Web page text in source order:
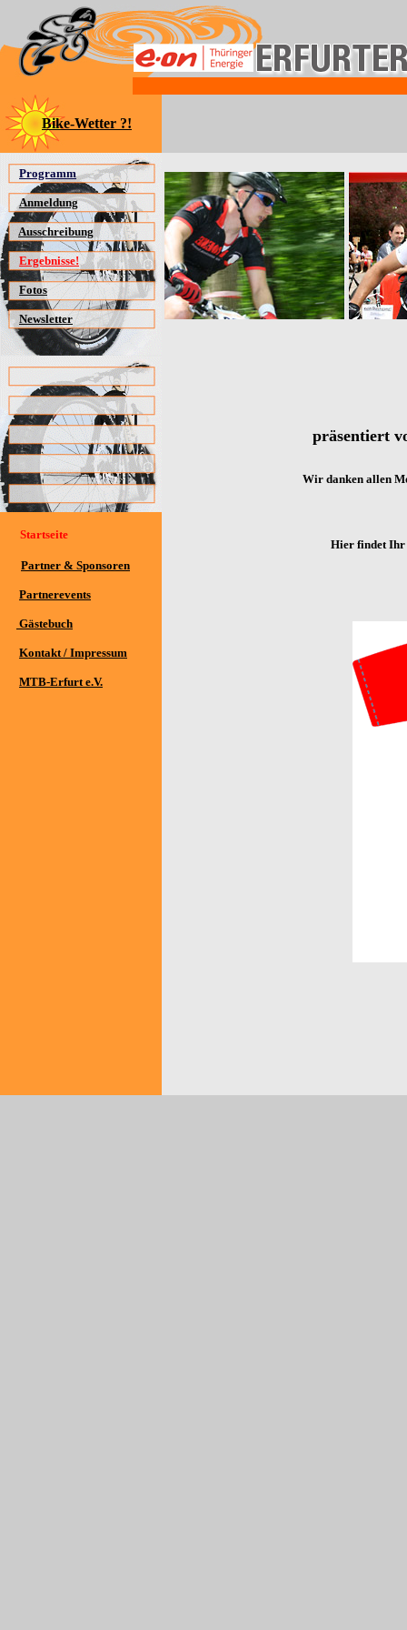
Bike-Wetter ?!
Programm
Anmeldung
Ausschreibung
Ergebnisse!
Fotos
Newsletter
präsentiert
Wir danken allen
Hier findet
Startseite
Partner & Sponsoren
Partnerevents
Gästebuch
Kontakt / Impressum
MTB-Erfurt e.V.